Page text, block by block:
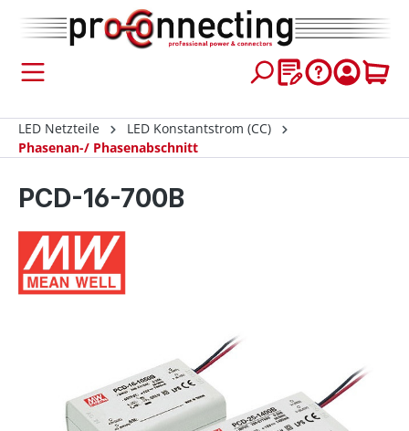
springen
LED Netzteile
LED Konstantstrom (CC)
Phasenan-/ Phasenabschnitt
PCD-16-700B